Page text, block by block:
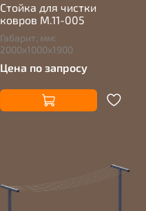
Стойка для чистки
ковров М.11-005
Габарит, мм:
2000х1000х1900
Цена по запросу